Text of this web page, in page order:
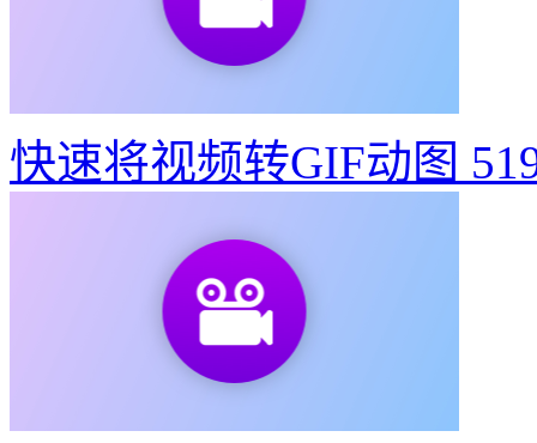
快速将视频转GIF动图